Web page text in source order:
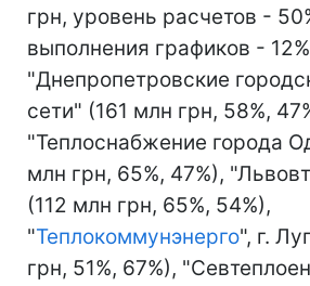
грн, уровень расчетов -
выполнения графиков -
"Днепропетровские
сети" (161 млн грн, 58%,
"Теплоснабжение города
млн грн, 65%, 47%),
(112 млн грн, 65%, 54%),
"Теплокоммунэнерго", г.
грн, 51%, 67%),